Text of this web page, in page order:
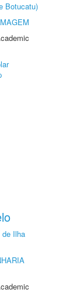
Botucatu)
de Ilha